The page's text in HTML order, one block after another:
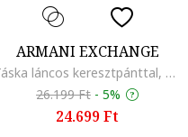
ARMANI EXCHANGE
Táska láncos keresztpánttal, Bíborszín
26.199 Ft - 5%
24.699 Ft